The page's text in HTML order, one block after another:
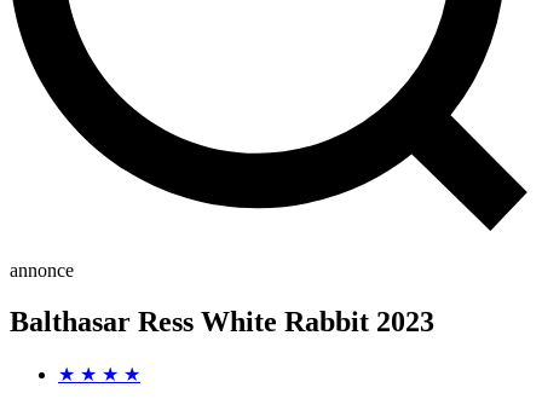
annonce
Balthasar Ress White Rabbit 2023
★ ★ ★ ★